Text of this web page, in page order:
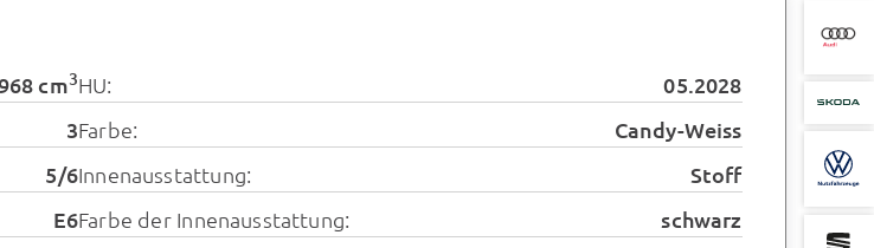
cm3
3
5/6
E6
HU:
05.2028
Farbe:
Candy-Weiss
Innenausstattung:
Stoff
Farbe der Innenausstattung:
schwarz